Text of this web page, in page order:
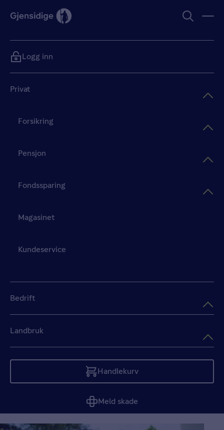
Privat
Forsikring
Pensjon
Fondssparing
Magasinet
Kundeservice
Bedrift
Landbruk
Handlekurv
Tom
Meld skade
Logg inn